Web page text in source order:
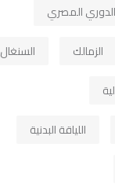
الدوري المصري
الزمالك
السنغال
اللياقة البدنية